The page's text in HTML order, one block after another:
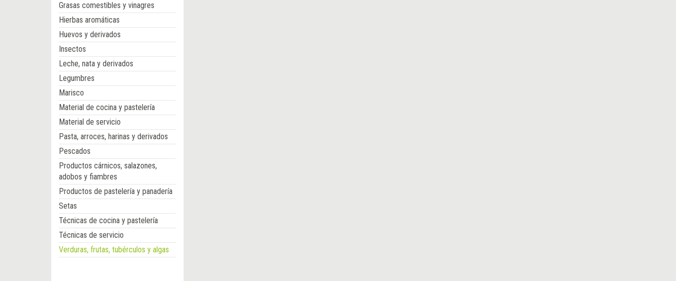
Grasas comestibles y vinagres
Hierbas aromáticas
Huevos y derivados
Insectos
Leche, nata y derivados
Legumbres
Marisco
Material de cocina y pastelería
Material de servicio
Pasta, arroces, harinas y derivados
Pescados
Productos cárnicos, salazones,
adobos y fiambres
Productos de pastelería y panadería
Setas
Técnicas de cocina y pastelería
Técnicas de servicio
Verduras, frutas, tubérculos y algas